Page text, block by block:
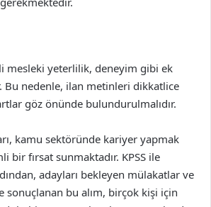
mesleki yeterlilik, deneyim gibi ek
Bu nedenle, ilan metinleri dikkatlice
göz önünde bulundurulmalıdır.
kamu sektöründe kariyer yapmak
bir fırsat sunmaktadır. KPSS ile
adayları bekleyen mülakatlar ve
sonuçlanan bu alım, birçok kişi için